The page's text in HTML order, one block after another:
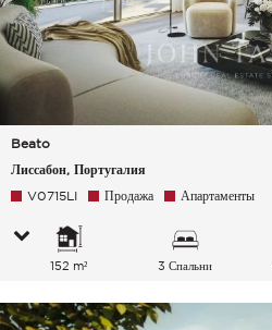
Beato
Лиссабон, Португалия
V0715LI Продажа Апартаменты
152 m² 3 Спальни